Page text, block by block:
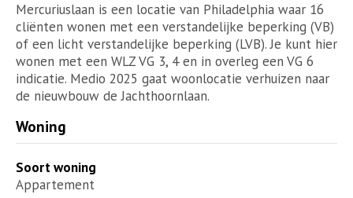
Mercuriuslaan is een locatie van Philadelphia waar 16
cliënten wonen met een verstandelijke beperking (VB)
of een licht verstandelijke beperking (LVB). Je kunt hier
wonen met een WLZ VG 3, 4 en in overleg een VG 6
indicatie. Medio 2025 gaat woonlocatie verhuizen naar
de nieuwbouw de Jachthoornlaan.
Woning
Soort woning
Appartement